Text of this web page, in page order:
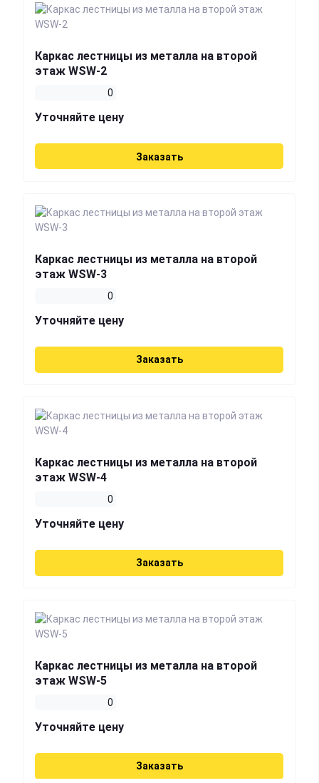
Каркас лестницы из металла на второй
этаж WSW-2
0
Уточняйте цену
Заказать
Каркас лестницы из металла на второй
этаж WSW-3
0
Уточняйте цену
Заказать
Каркас лестницы из металла на второй
этаж WSW-4
0
Уточняйте цену
Заказать
Каркас лестницы из металла на второй
этаж WSW-5
0
Уточняйте цену
Заказать